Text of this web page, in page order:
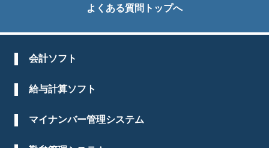
よくある質問トップへ
会計ソフト
給与計算ソフト
マイナンバー管理システム